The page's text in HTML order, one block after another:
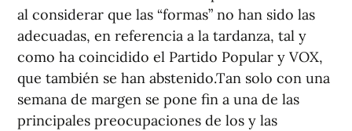
al considerar que las “formas” no han sido las
adecuadas, en referencia a la tardanza, tal y
como ha coincidido el Partido Popular y VOX,
que también se han abstenido.Tan solo con una
semana de margen se pone fin a una de las
principales preocupaciones de los y las